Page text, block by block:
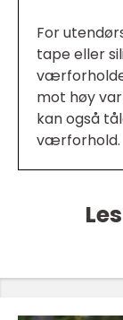
For
tape eller
mot høy
kan også
værforhold.